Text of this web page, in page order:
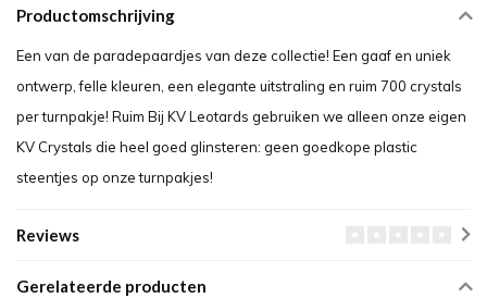
Productomschrijving
Een van de paradepaardjes van deze collectie! Een gaaf en uniek
ontwerp, felle kleuren, een elegante uitstraling en ruim 700 crystals
per turnpakje! Ruim Bij KV Leotards gebruiken we alleen onze eigen
KV Crystals die heel goed glinsteren: geen goedkope plastic
steentjes op onze turnpakjes!
Reviews
Gerelateerde producten